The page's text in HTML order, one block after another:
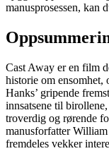
manusprosessen, kan
Cast Away er en film
historie om ensomhet,
Hanks’ gripende
innsatsene til
troverdig og rørende
manusforfatter
fremdeles vekker